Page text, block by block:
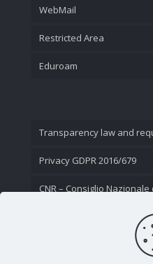
WebMail
Restricted Area
Eduroam
Transparency law and
Privacy GDPR 2016/679
CNR – Consiglio